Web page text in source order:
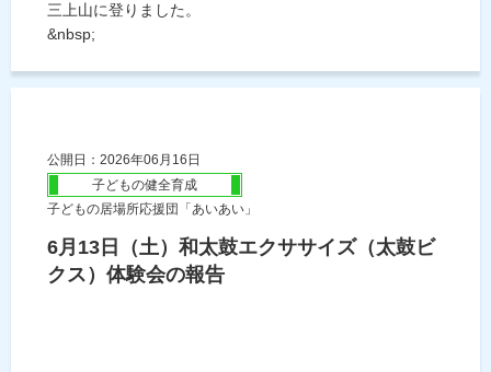
三上山に登りました。
&nbsp;
公開日：2026年06月16日
子どもの健全育成
子どもの居場所応援団「あいあい」
6月13日（土）和太鼓エクササイズ（太鼓ビ
クス）体験会の報告